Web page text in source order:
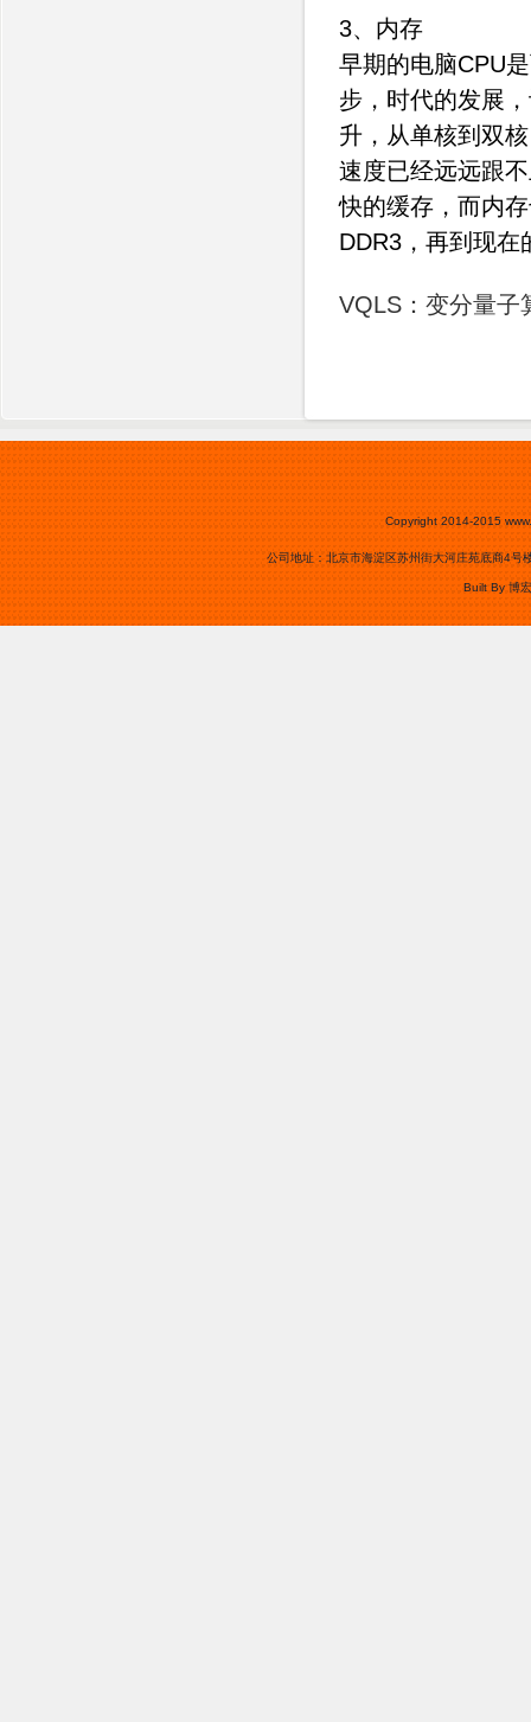
3、内存
早期的电脑CPU
步，时代的发展
升，从单核到双
速度已经远远跟
快的缓存，而内
DDR3，再到现在
VQLS：变分量子
Copyright 2014-2015
公司地址：北京市海淀区苏州街大河庄苑底商4
Built By 博